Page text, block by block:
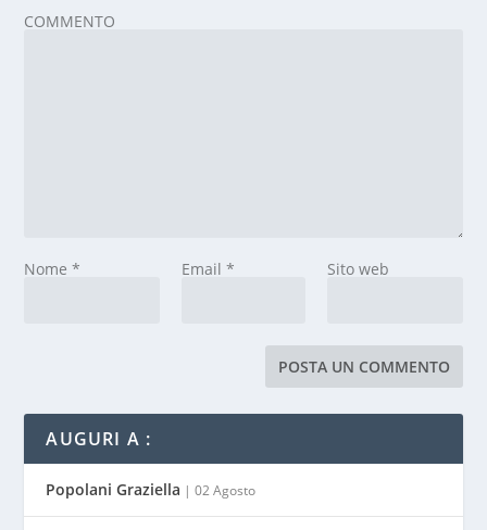
COMMENTO
Nome* Email * Sito web
AUGURI A :
Popolani Graziella | 02 Agosto